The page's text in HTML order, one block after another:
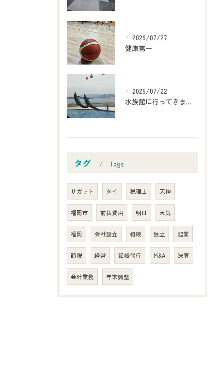
2026/07/27
健康第一
2026/07/22
水族館に行ってきました！
タグ Tags
サガット タイ 税理士 天神
福岡市 前払費用 明日 天気
福岡 会社設立 相続 独立 起業
節税 経営 記帳代行 M&A 決算
会計業務 年末調整